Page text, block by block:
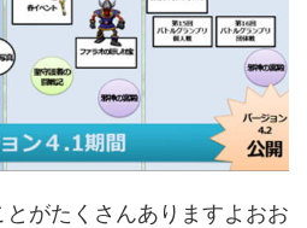
がたくさんありますよおお